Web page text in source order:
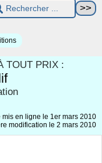
TOUT PRIX :
mis en ligne le 1er mars 2010
modification le 2 mars 2010